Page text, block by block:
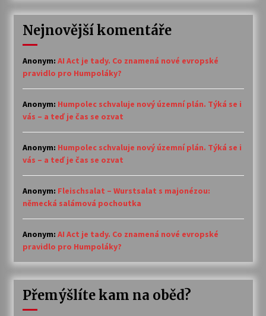
Nejnovější komentáře
Anonym: AI Act je tady. Co znamená nové evropské
pravidlo pro Humpoláky?
Anonym: Humpolec schvaluje nový územní plán. Týká se i
vás – a teď je čas se ozvat
Anonym: Humpolec schvaluje nový územní plán. Týká se i
vás – a teď je čas se ozvat
Anonym: Fleischsalat – Wurstsalat s majonézou:
německá salámová pochoutka
Anonym: AI Act je tady. Co znamená nové evropské
pravidlo pro Humpoláky?
Přemýšlíte kam na oběd?